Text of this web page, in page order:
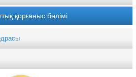
қорғаныс бөлімі